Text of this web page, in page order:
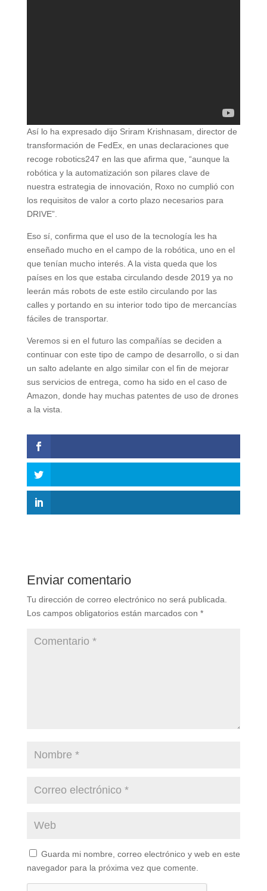
Así lo ha expresado dijo Sriram Krishnasam, director de
transformación de FedEx, en unas declaraciones que
recoge robotics247 en las que afirma que, “aunque la
robótica y la automatización son pilares clave de
nuestra estrategia de innovación, Roxo no cumplió con
los requisitos de valor a corto plazo necesarios para
DRIVE”.
Eso sí, confirma que el uso de la tecnología les ha
enseñado mucho en el campo de la robótica, uno en el
que tenían mucho interés. A la vista queda que los
países en los que estaba circulando desde 2019 ya no
leerán más robots de este estilo circulando por las
calles y portando en su interior todo tipo de mercancías
fáciles de transportar.
Veremos si en el futuro las compañías se deciden a
continuar con este tipo de campo de desarrollo, o si dan
un salto adelante en algo similar con el fin de mejorar
sus servicios de entrega, como ha sido en el caso de
Amazon, donde hay muchas patentes de uso de drones
a la vista.
Enviar comentario
Tu dirección de correo electrónico no será publicada.
Los campos obligatorios están marcados con *
Guarda mi nombre, correo electrónico y web en este
navegador para la próxima vez que comente.